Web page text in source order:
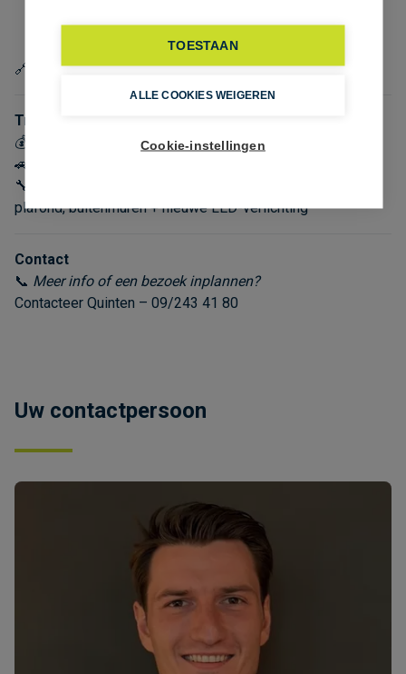
🔗 Beide units zijn combineerbaar tot 723,15m²
Troeven
💰 budgetvriendelijke kantoren
🚗 vlot bereikbaar
🔧 alle ruimtes worden opgefrist: sanitair & kitchenettes,
plafond, buitenmuren + nieuwe LED-verlichting
Contact
📞 Meer info of een bezoek inplannen?
Contacteer Quinten – 09/243 41 80
Uw contactpersoon